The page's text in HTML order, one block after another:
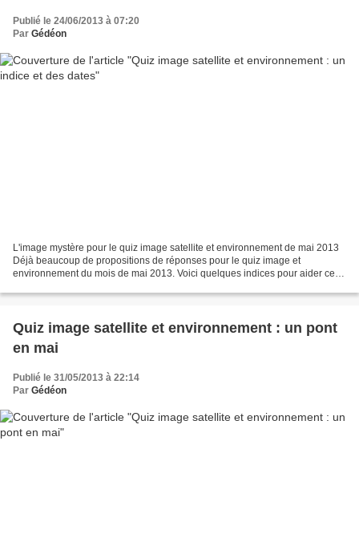
Publié le 24/06/2013 à 07:20
Par Gédéon
L'image mystère pour le quiz image satellite et environnement de mai 2013
Déjà beaucoup de propositions de réponses pour le quiz image et
environnement du mois de mai 2013. Voici quelques indices pour aider ceux
Quiz image satellite et environnement : un pont
en mai
Publié le 31/05/2013 à 22:14
Par Gédéon